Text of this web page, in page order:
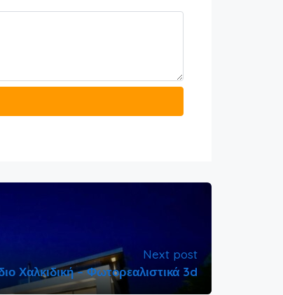
Next post
Χαλκιδική – Φωτορεαλιστικά 3d